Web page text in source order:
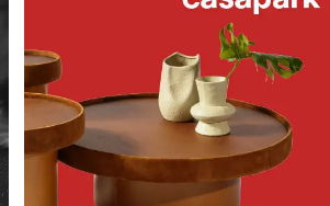
de clientes com deficiência
localizado em frente à
empréstimo de carrinhos pet
de identidade com